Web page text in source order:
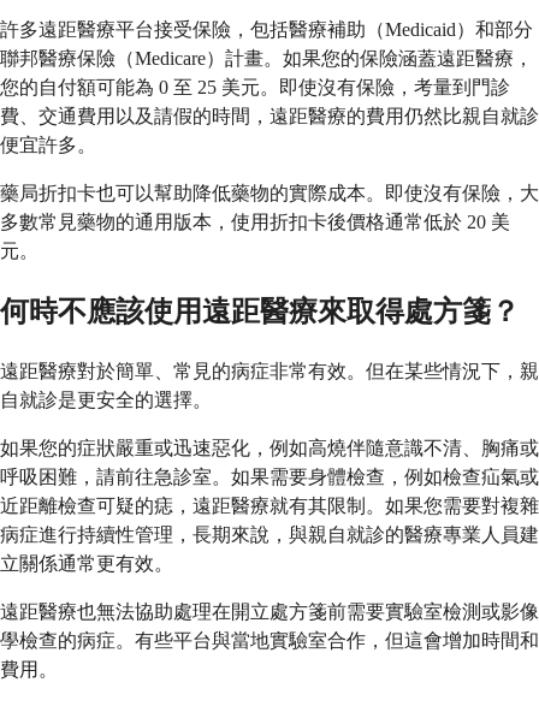
許多遠距醫療平台接受保險，包括醫療補助（Medicaid）和部分
聯邦醫療保險（Medicare）計畫。如果您的保險涵蓋遠距醫療，
您的自付額可能為 0 至 25 美元。即使沒有保險，考量到門診
費、交通費用以及請假的時間，遠距醫療的費用仍然比親自就診
便宜許多。
藥局折扣卡也可以幫助降低藥物的實際成本。即使沒有保險，大
多數常見藥物的通用版本，使用折扣卡後價格通常低於 20 美
元。
何時不應該使用遠距醫療來取得處方箋？
遠距醫療對於簡單、常見的病症非常有效。但在某些情況下，親
自就診是更安全的選擇。
如果您的症狀嚴重或迅速惡化，例如高燒伴隨意識不清、胸痛或
呼吸困難，請前往急診室。如果需要身體檢查，例如檢查疝氣或
近距離檢查可疑的痣，遠距醫療就有其限制。如果您需要對複雜
病症進行持續性管理，長期來說，與親自就診的醫療專業人員建
立關係通常更有效。
遠距醫療也無法協助處理在開立處方箋前需要實驗室檢測或影像
學檢查的病症。有些平台與當地實驗室合作，但這會增加時間和
費用。